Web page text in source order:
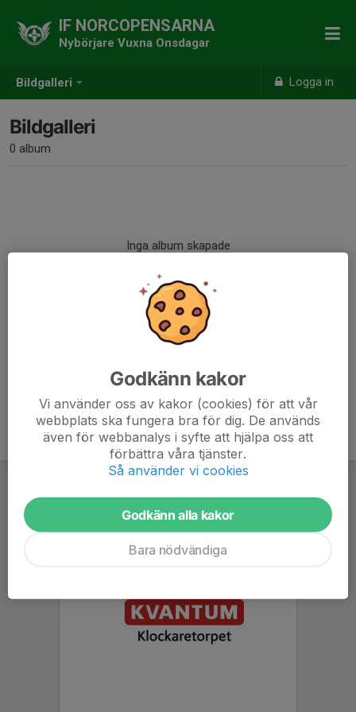
Bildgalleri Logga in
IF NORCOPENSARNA
Nybörjare Vuxna Onsdagar
Bildgalleri
0 album
Inga album skapade
Godkänn kakor
Vi använder oss av kakor (cookies) för att vår
webbplats ska fungera bra för dig. De används
även för webbanalys i syfte att hjälpa oss att
förbättra våra tjänster.
Så använder vi cookies
Godkänn alla kakor
Bara nödvändiga